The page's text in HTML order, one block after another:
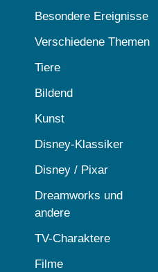
Besondere Ereignisse
Verschiedene Themen
Tiere
Bildend
Kunst
Disney-Klassiker
Disney / Pixar
Dreamworks und
andere
TV-Charaktere
Filme